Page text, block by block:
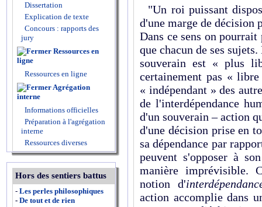
Dissertation
Explication de texte
Concours : rapports des
jury
Ressources en
ligne
Ressources en ligne
Agrégation
interne
Informations officielles
Préparation à l'agrégation
interne
Ressources diverses
Hors des sentiers battus
- Les perles philosophiques
- De tout et de rien
"Un roi puissant
d'une marge de décision
Dans ce sens on
que chacun de ses
souverain est « plus
certainement pas «
« indépendant » des
de l'interdépendance
d'un souverain – action
d'une décision prise en
sa dépendance par
peuvent s'opposer à
manière imprévisible.
notion d'
action accomplie dans